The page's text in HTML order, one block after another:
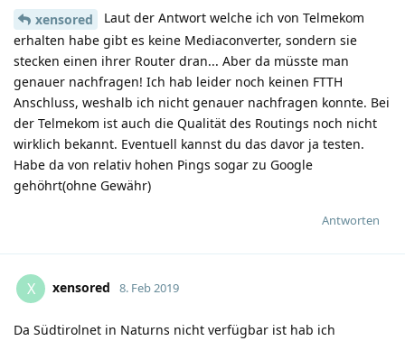
xensored
Laut der Antwort welche ich von Telmekom
erhalten habe gibt es keine Mediaconverter, sondern sie
stecken einen ihrer Router dran... Aber da müsste man
genauer nachfragen! Ich hab leider noch keinen FTTH
Anschluss, weshalb ich nicht genauer nachfragen konnte. Bei
der Telmekom ist auch die Qualität des Routings noch nicht
wirklich bekannt. Eventuell kannst du das davor ja testen.
Habe da von relativ hohen Pings sogar zu Google
gehöhrt(ohne Gewähr)
Antworten
X xensored 8. Feb 2019
Da Südtirolnet in Naturns nicht verfügbar ist hab ich